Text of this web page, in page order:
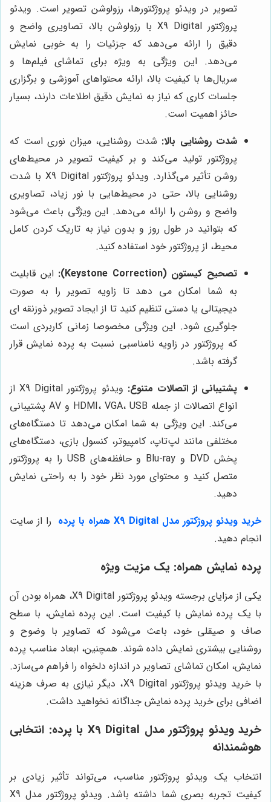
تصویر در ویدئو پروژکتورها، رزولوشن تصویر است. ویدئو
پروژکتور X9 Digital با رزولوشن بالا، تصاویری واضح و
دقیق را ارائه می‌دهد که جزئیات را به خوبی نمایش
می‌دهد. این ویژگی به ویژه برای تماشای فیلم‌ها و
سریال‌ها با کیفیت بالا، ارائه محتواهای آموزشی و برگزاری
جلسات کاری که نیاز به نمایش دقیق اطلاعات دارند، بسیار
حائز اهمیت است.
شدت روشنایی بالا: شدت روشنایی، میزان نوری است که
پروژکتور تولید می‌کند و بر کیفیت تصویر در محیط‌های
روشن تأثیر می‌گذارد. ویدئو پروژکتور X9 Digital با شدت
روشنایی بالا، حتی در محیط‌هایی با نور زیاد، تصاویری
واضح و روشن را ارائه می‌دهد. این ویژگی باعث می‌شود
که بتوانید در طول روز و بدون نیاز به تاریک کردن کامل
محیط، از پروژکتور خود استفاده کنید.
تصحیح کیستون (Keystone Correction):
این قابلیت
به شما امکان می دهد تا زاویه تصویر را به صورت
دیجیتالی یا دستی تنظیم کنید تا از ایجاد تصویر ذوزنقه ای
جلوگیری شود. این ویژگی مخصوصا زمانی کاربردی است
که پروژکتور در زاویه نامناسبی نسبت به پرده نمایش قرار
گرفته باشد.
پشتیبانی از اتصالات متنوع:
ویدئو پروژکتور X9 Digital از
انواع اتصالات از جمله HDMI، VGA، USB و AV پشتیبانی
می‌کند. این ویژگی به شما امکان می‌دهد تا دستگاه‌های
مختلفی مانند لپ‌تاپ، کامپیوتر، کنسول بازی، دستگاه‌های
پخش DVD و Blu-ray و حافظه‌های USB را به پروژکتور
متصل کنید و محتوای مورد نظر خود را به راحتی نمایش
دهید.
خرید ویدئو پروژکتور مدل X9 Digital همراه با پرده
را از سایت
انجام دهید.
پرده نمایش همراه: یک مزیت ویژه
یکی از مزایای برجسته ویدئو پروژکتور X9 Digital، همراه بودن آن
با یک پرده نمایش با کیفیت است. این پرده نمایش، با سطح
صاف و صیقلی خود، باعث می‌شود که تصاویر با وضوح و
روشنایی بیشتری نمایش داده شوند. همچنین، ابعاد مناسب پرده
نمایش، امکان تماشای تصاویر در اندازه دلخواه را فراهم می‌سازد.
با خرید ویدئو پروژکتور X9 Digital، دیگر نیازی به صرف هزینه
اضافی برای خرید پرده نمایش جداگانه نخواهید داشت.
خرید ویدئو پروژکتور مدل X9 Digital با پرده: انتخابی
هوشمندانه
انتخاب یک ویدئو پروژکتور مناسب، می‌تواند تأثیر زیادی بر
کیفیت تجربه بصری شما داشته باشد. ویدئو پروژکتور مدل X9